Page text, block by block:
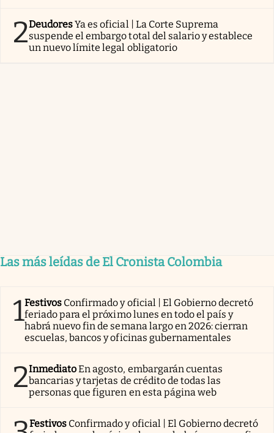
2DeudoresYa es oficial | La Corte Suprema
suspende el embargo total del salario y establece
un nuevo límite legal obligatorio
Las más leídas de El Cronista Colombia
1Festivos Confirmado y oficial | El Gobierno decretó
feriado para el próximo lunes en todo el país y
habrá nuevo fin de semana largo en 2026: cierran
escuelas, bancos y oficinas gubernamentales
2InmediatoEn agosto, embargarán cuentas
bancarias y tarjetas de crédito de todas las
personas que figuren en esta página web
Festivos Confirmado y oficial | El Gobierno decretó